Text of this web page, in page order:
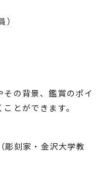
の背景、鑑賞のポイ
とができます。
刻家・金沢大学教